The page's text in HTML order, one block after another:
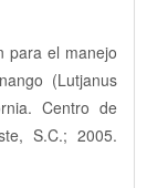
para el manejo
(Lutjanus
Centro de
S.C.; 2005.